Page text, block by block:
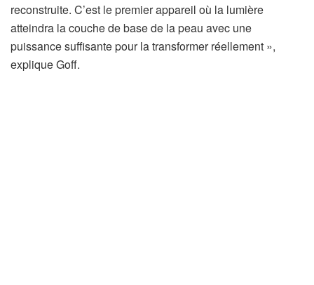
reconstruite. C’est le premier appareil où la lumière
atteindra la couche de base de la peau avec une
puissance suffisante pour la transformer réellement »,
explique Goff.